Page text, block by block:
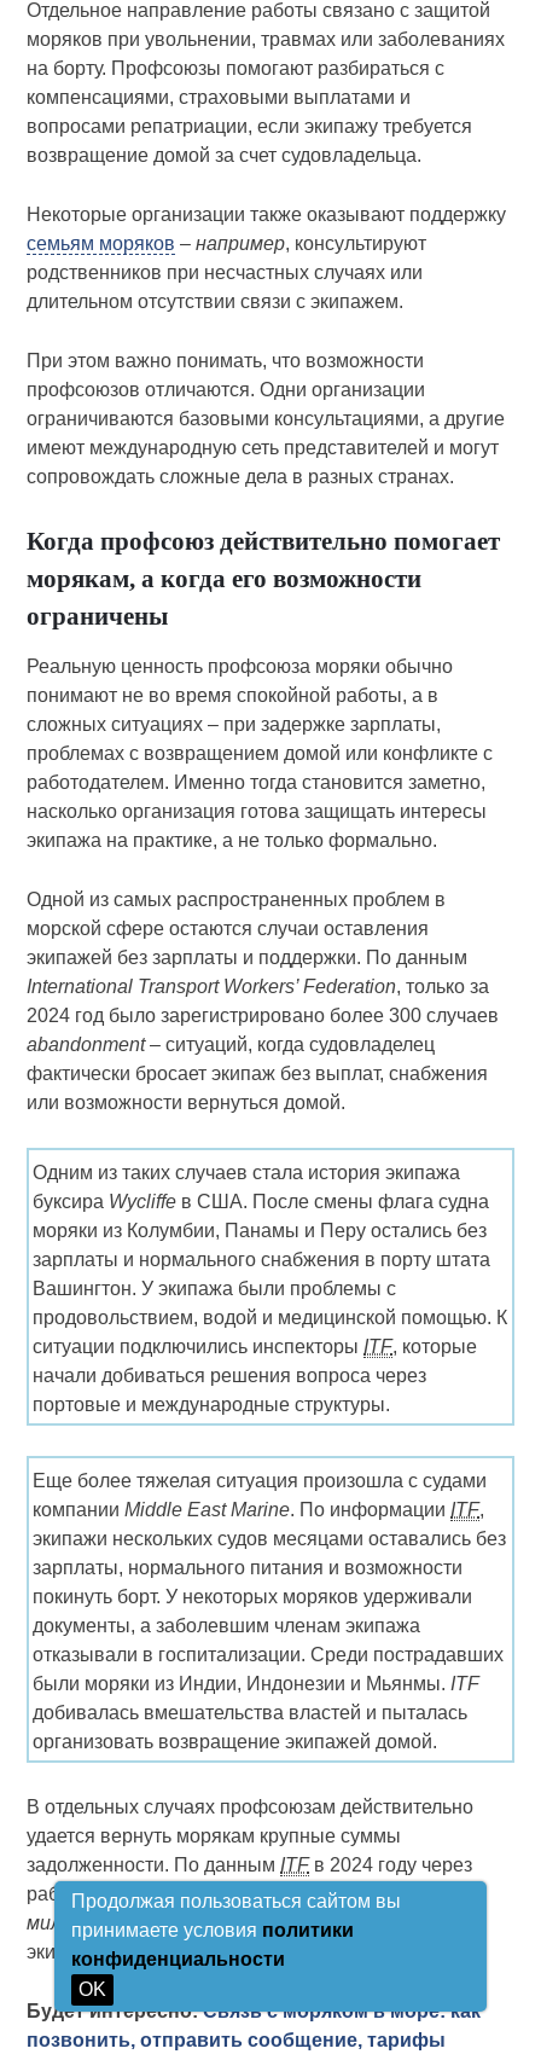
Отдельное направление работы связано с защитой
моряков при увольнении, травмах или заболеваниях
на борту. Профсоюзы помогают разбираться с
компенсациями, страховыми выплатами и
вопросами репатриации, если экипажу требуется
возвращение домой за счет судовладельца.
Некоторые организации также оказывают поддержку
семьям моряков –например, консультируют
родственников при несчастных случаях или
длительном отсутствии связи с экипажем.
При этом важно понимать, что возможности
профсоюзов отличаются. Одни организации
ограничиваются базовыми консультациями, а другие
имеют международную сеть представителей и могут
сопровождать сложные дела в разных странах.
Когда профсоюз действительно помогает
морякам, а когда его возможности
ограничены
Реальную ценность профсоюза моряки обычно
понимают не во время спокойной работы, а в
сложных ситуациях – при задержке зарплаты,
проблемах с возвращением домой или конфликте с
работодателем. Именно тогда становится заметно,
насколько организация готова защищать интересы
экипажа на практике, а не только формально.
Одной из самых распространенных проблем в
морской сфере остаются случаи оставления
экипажей без зарплаты и поддержки. По данным
International Transport Workers’ Federation, только за
2024 год было зарегистрировано более 300 случаев
abandonment– ситуаций, когда судовладелец
фактически бросает экипаж без выплат, снабжения
или возможности вернуться домой.
Одним из таких случаев стала история экипажа
буксира Wycliffe в США. После смены флага судна
моряки из Колумбии, Панамы и Перу остались без
зарплаты и нормального снабжения в порту штата
Вашингтон. У экипажа были проблемы с
продовольствием, водой и медицинской помощью. К
ситуации подключились инспекторы ITF, которые
начали добиваться решения вопроса через
портовые и международные структуры.
Еще более тяжелая ситуация произошла с судами
компанииMiddle East Marine. По информации ITF,
экипажи нескольких судов месяцами оставались без
зарплаты, нормального питания и возможности
покинуть борт. У некоторых моряков удерживали
документы, а заболевшим членам экипажа
отказывали в госпитализации. Среди пострадавших
были моряки из Индии, Индонезии и Мьянмы. ITF
добивалась вмешательства властей и пыталась
организовать возвращение экипажей домой.
В отдельных случаях профсоюзам действительно
удается вернуть морякам крупные суммы
задолженности. По данным ITFв 2024 году через
работу инспекторов удалось взыскать более 10
миллионов долларовневыплаченной зарплаты
экипажам разных судов.
Будет интересно:Связь с моряком в море: как
позвонить, отправить сообщение, тарифы
Продолжая пользоваться сайтом вы
принимаете условия политики
конфиденциальности
OK